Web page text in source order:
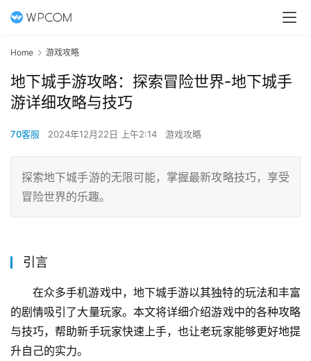
Home 游戏攻略
地下城手游攻略：探索冒险世界-地下城手
游详细攻略与技巧
70客服 2024年12月22日 上午2:14 游戏攻略
探索地下城手游的无限可能，掌握最新攻略技巧，享受
冒险世界的乐趣。
引言
在众多手机游戏中，地下城手游以其独特的玩法和丰富
的剧情吸引了大量玩家。本文将详细介绍游戏中的各种攻略
与技巧，帮助新手玩家快速上手，也让老玩家能够更好地提
升自己的实力。